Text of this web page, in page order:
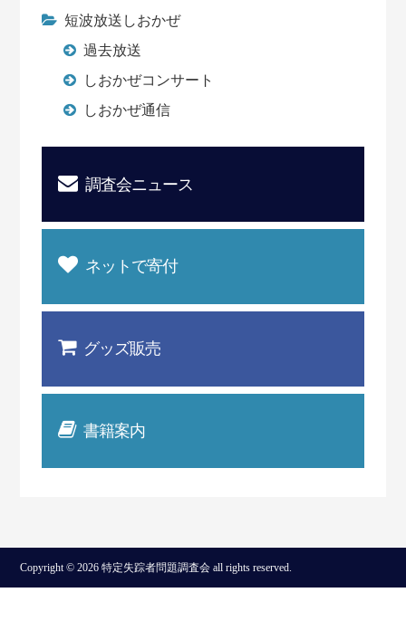
短波放送しおかぜ
過去放送
しおかぜコンサート
しおかぜ通信
調査会ニュース
ネットで寄付
グッズ販売
書籍案内
Copyright © 2026 特定失踪者問題調査会 all rights reserved.